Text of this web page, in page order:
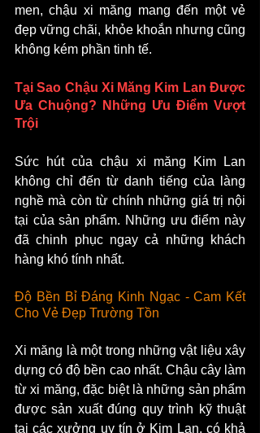
men, chậu xi măng mang đến một vẻ
đẹp vững chãi, khỏe khoắn nhưng cũng
không kém phần tinh tế.
Tại Sao Chậu Xi Măng Kim Lan Được
Ưa Chuộng? Những Ưu Điểm Vượt
Trội
Sức hút của chậu xi măng Kim Lan
không chỉ đến từ danh tiếng của làng
nghề mà còn từ chính những giá trị nội
tại của sản phẩm. Những ưu điểm này
đã chinh phục ngay cả những khách
hàng khó tính nhất.
Độ Bền Bỉ Đáng Kinh Ngạc - Cam Kết
Cho Vẻ Đẹp Trường Tồn
Xi măng là một trong những vật liệu xây
dựng có độ bền cao nhất. Chậu cây làm
từ xi măng, đặc biệt là những sản phẩm
được sản xuất đúng quy trình kỹ thuật
tại các xưởng uy tín ở Kim Lan, có khả